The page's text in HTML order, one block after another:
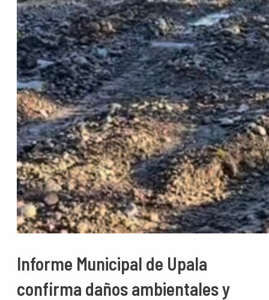
Informe Municipal de Upala
confirma daños ambientales y